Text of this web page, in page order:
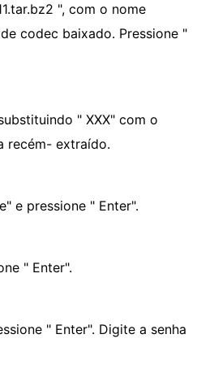
", com o nome
codec baixado. Pressione "
" XXX" com o
recém- extraído.
e pressione " Enter".
" Enter".
" Enter". Digite a senha